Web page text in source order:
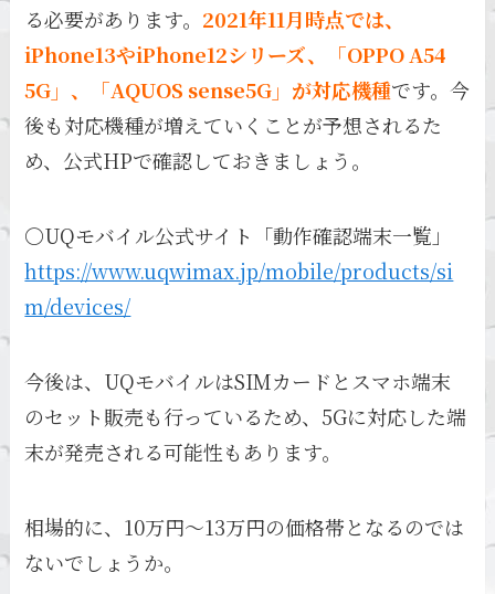
る必要があります。 2021年11月時点では、
iPhone13やiPhone12シリーズ、「OPPO A54
5G」、「AQUOS sense5G」が対応機種です。今
後も対応機種が増えていくことが予想されるた
め、公式HPで確認しておきましょう。
〇UQモバイル公式サイト「動作確認端末一覧」
https://www.uqwimax.jp/mobile/products/si
m/devices/
今後は、UQモバイルはSIMカードとスマホ端末
のセット販売も行っているため、5Gに対応した端
末が発売される可能性もあります。
相場的に、10万円～13万円の価格帯となるのでは
ないでしょうか。